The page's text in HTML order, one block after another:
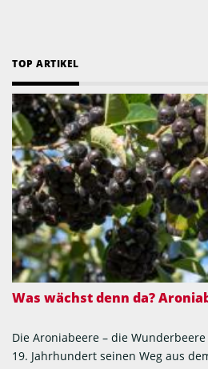
TOP ARTIKEL
Was wächst denn da?
Die Aroniabeere – die
19. Jahrhundert seinen Weg aus